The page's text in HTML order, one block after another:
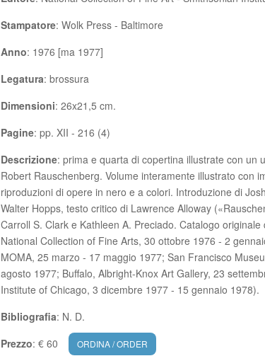
Stampatore: Wolk Press - Baltimore
Anno: 1976 [ma 1977]
Legatura: brossura
Dimensioni: 26x21,5 cm.
Pagine: pp. XII - 216 (4)
Descrizione: prima e quarta di copertina illustrate con un
Robert Rauschenberg. Volume interamente illustrato con
riproduzioni di opere in nero e a colori. Introduzione di
Walter Hopps, testo critico di Lawrence Alloway
Carroll S. Clark e Kathleen A. Preciado. Catalogo
National Collection of Fine Arts, 30 ottobre 1976 - 2
MOMA, 25 marzo - 17 maggio 1977; San Francisco
agosto 1977; Buffalo, Albright-Knox Art Gallery, 23
Institute of Chicago, 3 dicembre 1977 - 15 gennaio 1978).
Bibliografia: N. D.
Prezzo: € 60 ORDINA / ORDER